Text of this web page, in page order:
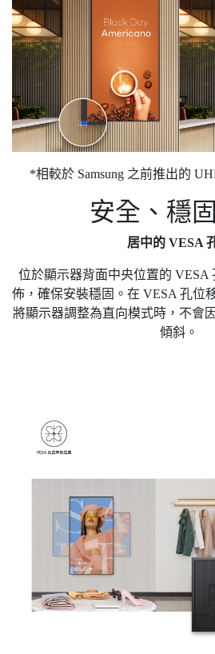
*相較於 Samsung 之前推出的
安全、穩
居中的 VESA
位於顯示器背面中央位置的 VESA
佈，確保安裝穩固。在 VESA 孔位
將顯示器調整為直向模式時，不會
傾斜。